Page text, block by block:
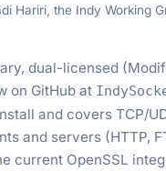
Hariri, the Indy Working
dual-licensed
on GitHub at
and covers TCP/
and servers (HTTP,
current OpenSSL